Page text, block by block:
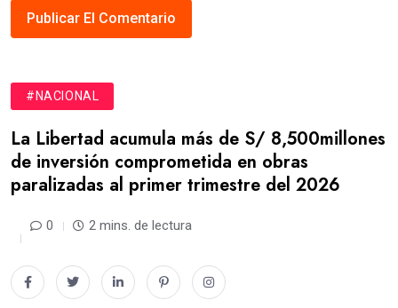
#NACIONAL
La Libertad acumula más de S/ 8,500millones
de inversión comprometida en obras
paralizadas al primer trimestre del 2026
0 2 mins. de lectura